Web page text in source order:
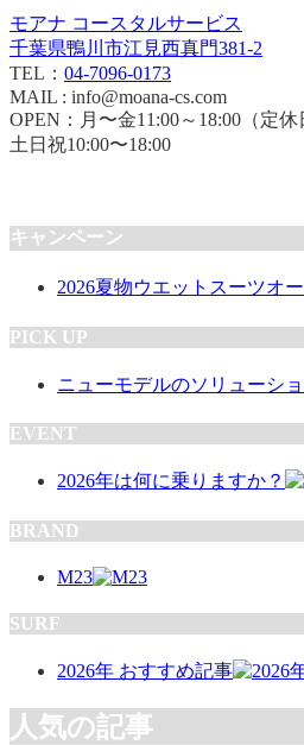
モアナ コースタルサービス
千葉県鴨川市江見西真門381-2
TEL： 04-7096-0173
MAIL : info@moana-cs.com
OPEN：月〜金11:00～18:00（定
土日祝10:00〜18:00
キャンペーン
2026夏物ウエットスーツオ
PICK UP
ニューモデルのソリューシ
EVENT
2026年は何に乗りますか？
BRAND
M23
SURF
2026年 おすすめ記事
人気の記事